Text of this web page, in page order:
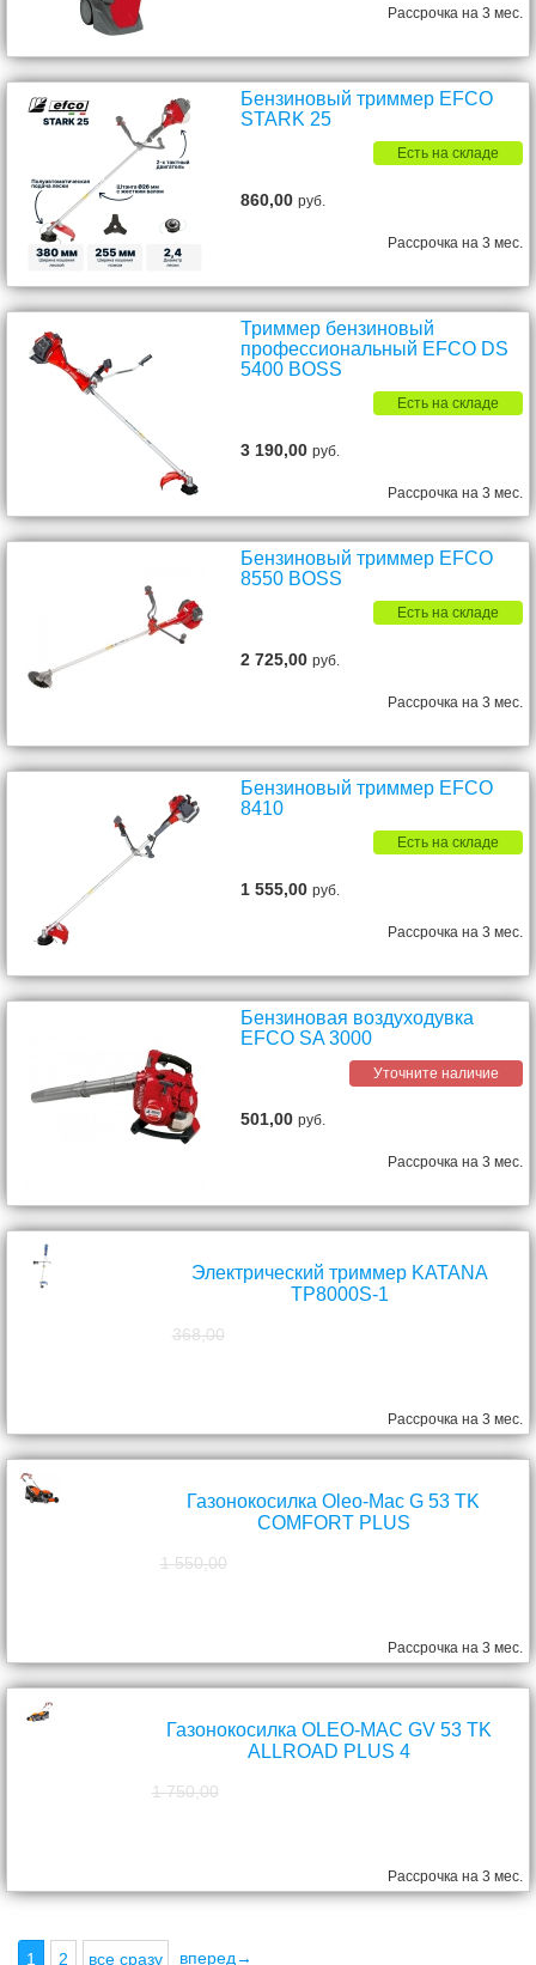
Рассрочка на 3 мес.
Бензиновый триммер EFCO
STARK 25
Есть на складе
860,00руб.
Рассрочка на 3 мес.
Триммер бензиновый
профессиональный EFCO DS
5400 BOSS
Есть на складе
3 190,00руб.
Рассрочка на 3 мес.
Бензиновый триммер EFCO
8550 BOSS
Есть на складе
2 725,00руб.
Рассрочка на 3 мес.
Бензиновый триммер EFCO
8410
Есть на складе
1 555,00руб.
Рассрочка на 3 мес.
Бензиновая воздуходувка
EFCO SA 3000
Уточните наличие
501,00руб.
Рассрочка на 3 мес.
Электрический триммер KATANA
TP8000S-1
368,00
Рассрочка на 3 мес.
Газонокосилка Oleo-Mac G 53 TK
COMFORT PLUS
1 550,00
Рассрочка на 3 мес.
Газонокосилка OLEO-MAC GV 53 TK
ALLROAD PLUS 4
1 750,00
Рассрочка на 3 мес.
1 2 все сразу вперед→